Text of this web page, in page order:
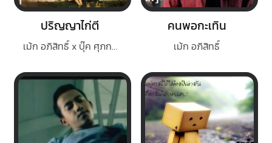
ปริญญาไก่ตี
เม้ก อภิสิทธิ์ x บุ๊ค ศุภกาญจน์
คนพอกะเทิน
เม้ก อภิสิทธิ์